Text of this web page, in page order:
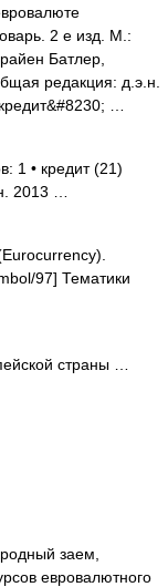
2 е изд. М.:
Батлер,
редакция: д.э.н.
…
1 • кредит (21)
2013 …
97] Тематики
страны …
заем,
евровалютного